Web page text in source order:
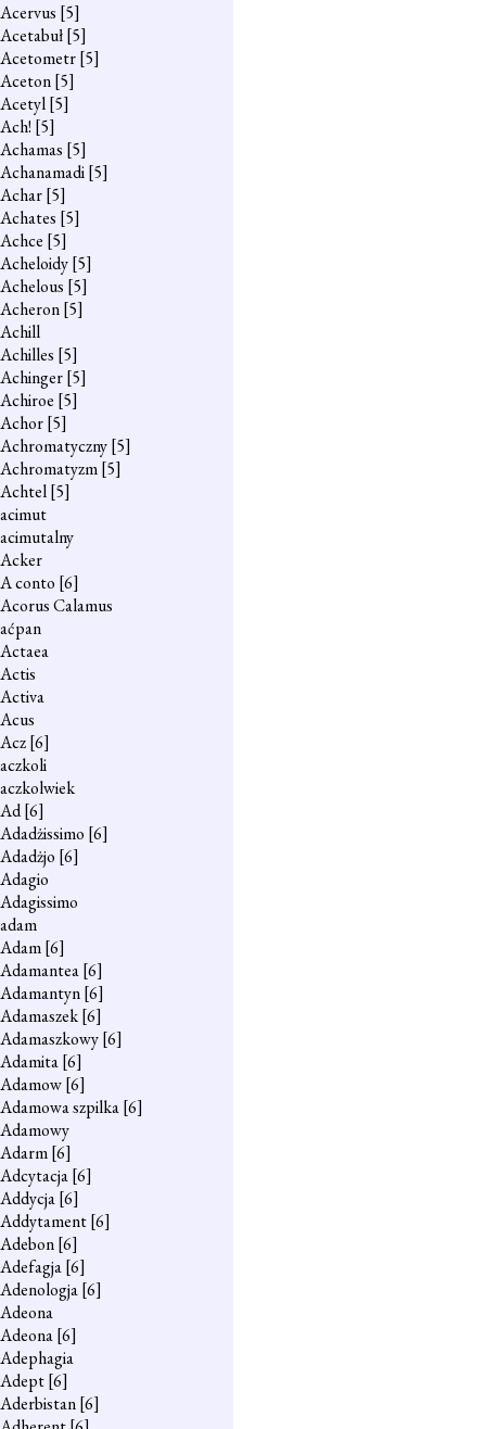
Acervus [5]
Acetabuł[5]
Acetometr[5]
Aceton[5]
Acetyl[5]
Ach! [5]
Achamas [5]
Achanamadi[5]
Achar[5]
Achates [5]
Achce [5]
Acheloidy[5]
Achelous [5]
Acheron[5]
Achill
Achilles [5]
Achinger[5]
Achiroe [5]
Achor[5]
Achromatyczny[5]
Achromatyzm[5]
Achtel[5]
acimut
acimutalny
Acker
A conto [6]
Acorus Calamus
aćpan
Actaea
Actis
Activa
Acus
Acz[6]
aczkoli
aczkolwiek
Ad[6]
Adadżissimo [6]
Adadżjo [6]
Adagio
Adagissimo
adam
Adam[6]
Adamantea[6]
Adamantyn[6]
Adamaszek[6]
Adamaszkowy[6]
Adamita[6]
Adamow[6]
Adamowa szpilka[6]
Adamowy
Adarm[6]
Adcytacja[6]
Addycja[6]
Addytament[6]
Adebon[6]
Adefagja[6]
Adenologja[6]
Adeona
Adeona[6]
Adephagia
Adept[6]
Aderbistan[6]